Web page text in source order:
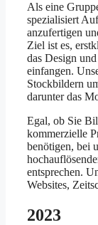
Als eine
spezialisiert
anzufertigen
Ziel ist es,
das Design
einfangen.
Stockbildern
darunter das
Egal, ob Sie
kommerzielle
benötigen, bei
entsprechen.
Websites,
2023